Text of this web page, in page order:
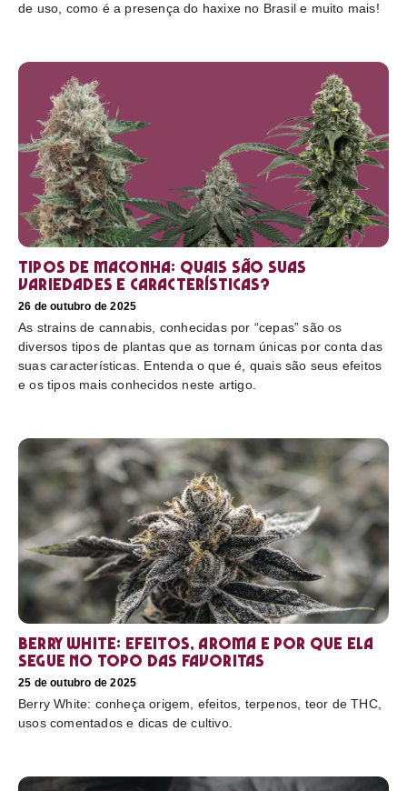
de uso, como é a presença do haxixe no Brasil e muito mais!
Tipos de maconha: quais são suas
variedades e características?
26 de outubro de 2025
As strains de cannabis, conhecidas por “cepas” são os
diversos tipos de plantas que as tornam únicas por conta das
suas características. Entenda o que é, quais são seus efeitos
e os tipos mais conhecidos neste artigo.
Berry White: efeitos, aroma e por que ela
segue no topo das favoritas
25 de outubro de 2025
Berry White: conheça origem, efeitos, terpenos, teor de THC,
usos comentados e dicas de cultivo.